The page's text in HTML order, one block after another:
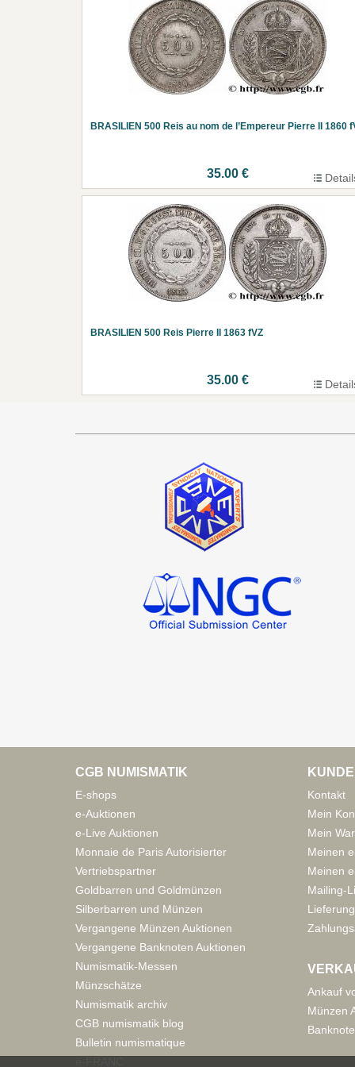
BRASILIEN 500 Reis au nom de l’Empereur Pierre II 1860
35.00 €
BRASILIEN 500 Reis Pierre II 1863 fVZ
35.00 €
CGB NUMISMATIK
E-shops
e-Auktionen
e-Live Auktionen
Monnaie de Paris Autorisierter
Vertriebspartner
Goldbarren und Goldmünzen
Silberbarren und Münzen
Vergangene Münzen Auktionen
Vergangene Banknoten Auktionen
Numismatik-Messen
Münzschätze
Numismatik archiv
CGB numismatik blog
Bulletin numismatique
Kontakt
Mein
Mein
Meinen
Meinen
Mailing-
Lieferung
Ankauf
Münzen